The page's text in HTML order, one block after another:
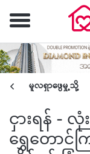
ငှားရန် - လုံ
ရွှေတောင်က
မူလရှာဖွေမှု့သို့